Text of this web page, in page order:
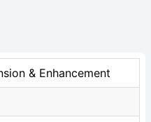
& Enhancement